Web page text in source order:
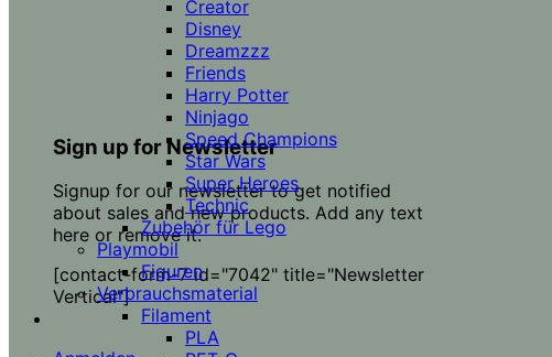
Sign up for Newsletter
Signup for our newsletter to get notified
about sales and new products. Add any text
here or remove it.
[contact-form-7 id="7042" title="Newsletter
Vertical"]
Creator
Disney
Dreamzzz
Friends
Harry Potter
Ninjago
Speed Champions
Star Wars
Super Heroes
Technic
Zubehör für Lego
Playmobil
Figuren
Verbrauchsmaterial
Filament
PLA